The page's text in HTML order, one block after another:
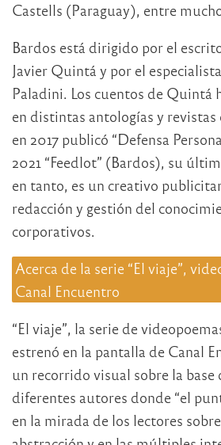
Castells (Paraguay), entre
Bardos está dirigido por el
Javier Quintá y por el
Paladini. Los cuentos de Quintá
en distintas antologías y
en 2017 publicó “Defensa
2021 “Feedlot” (Bardos), su
en tanto, es un creativo
redacción y gestión del
corporativos.
Acerca de la serie “El viaje”,
Canal Encuentro
“El viaje”, la serie de
estrenó en la pantalla de Canal
un recorrido visual sobre la base
diferentes autores donde “el
en la mirada de los lectores